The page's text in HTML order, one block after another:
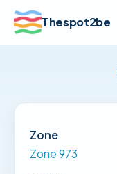
Thespot2be
Zone
Zone 973